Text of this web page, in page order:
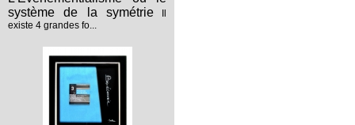
système de la symétrie
existe 4 grandes fo...